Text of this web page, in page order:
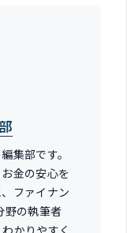
集部です。
金の安心を
ファイナン
野の執筆者
かりやすく